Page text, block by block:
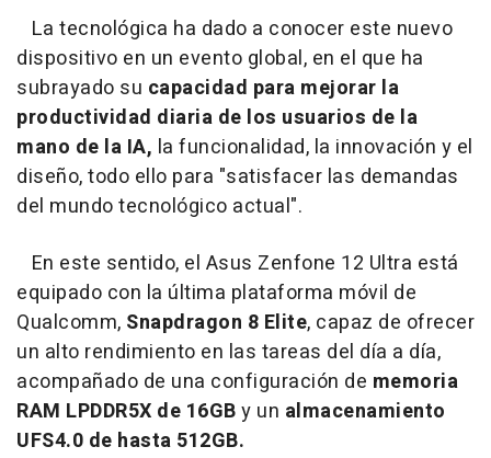
La tecnológica ha dado a conocer este nuevo
dispositivo en un evento global, en el que ha
subrayado su capacidad para mejorar la
productividad diaria de los usuarios de la
mano de la IA, la funcionalidad, la innovación y el
diseño, todo ello para "satisfacer las demandas
del mundo tecnológico actual".
En este sentido, el Asus Zenfone 12 Ultra está
equipado con la última plataforma móvil de
Qualcomm, Snapdragon 8 Elite, capaz de ofrecer
un alto rendimiento en las tareas del día a día,
acompañado de una configuración de memoria
RAM LPDDR5X de 16GBy un almacenamiento
UFS4.0 de hasta 512GB.